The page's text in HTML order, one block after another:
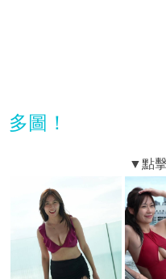
多圖！